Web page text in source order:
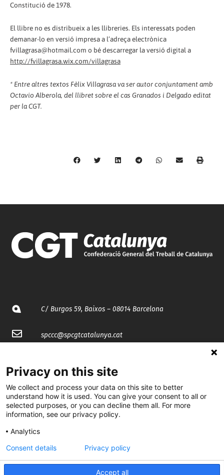
Constitució de 1978.
El llibre no es distribueix a les llibreries. Els interessats poden
demanar-lo en versió impresa a l’adreça electrònica
fvillagrasa@hotmail.com o bé descarregar la versió digital a
http://fvillagrasa.wix.com/villagrasa
* Entre altres textos Fèlix Villagrasa va ser autor conjuntament amb
Octavio Alberola, del llibret sobre el cas Granados i Delgado editat
per la CGT.
C/ Burgos 59, Baixos – 08014 Barcelona
spccc@spcgtcatalunya.cat
@CGTCatalunya
cgtcatalunya
cgtcatalunya
Privacy on this site
We collect and process your data on this site to better
understand how it is used. You can give your consent to all or
selected purposes, or you can decline them all. For more
information, see our privacy policy.
Analytics
Accept all
Consent details Privacy policy